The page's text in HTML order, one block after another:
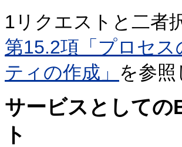
1リクエストと二者
第15.2項「プロセ
ティの作成」 を参
サービスとしての
ト